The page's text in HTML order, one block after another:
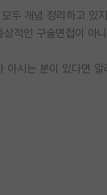
두 개념 정리하고 있
적인 구술면접이 아
아시는 분이 있다면